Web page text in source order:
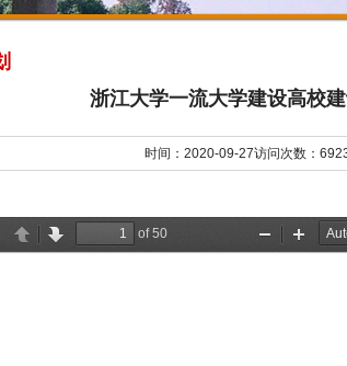
浙江大学一流大学建设高校
时间：2020-09-27访问次数：